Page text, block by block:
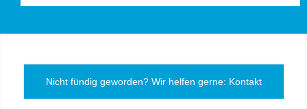
Nicht fündig geworden? Wir helfen gerne: Kontakt